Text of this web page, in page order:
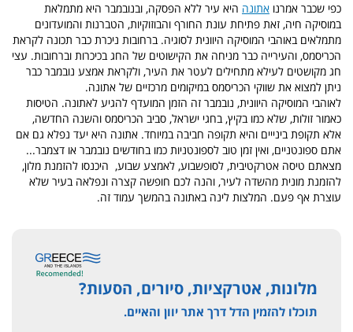
כפי שכבר אמרנו אתונה היא עיר ללא הפסקה, ובנובמבר היא מתמלאת
במוסיקה חיה, זאת פתיחת עונת החורף והבוזוקיות, הטברנות והמועדונים
מתמלאים באוהבי המוסיקה היוונית לסוגיה. ברחובות ניכרת כבר תכונה לקראת
הכריסמס, והעירייה כבר מניחה את הקישוטים של החג בכיכרות וברחובות. עצי
חג מקושטים לעילא מתחילים לעטר את העיר, ולקראת אמצע נובמבר כבר
ניתן למצוא את שווקי הכריסמס במיקומים מרכזיים של אתונה.
לאוהבי המוסיקה היוונית, נובמבר זה הזמן המועדף להגיע לאתונה. הטיסות
כאמור זולות, שלא כמו בקיץ, בחגי ישראל, סביב הכריסמס והשנה החדשה,
אלא תקופת בינייים והיא תקופה חביבה במיוחד. אתונה היא יעד נפלא גם אם
אתם ספונטניים, ואין זמן טוב לספונטניות כמו בחודשים נובמבר או דצמבר...
מצאתם טיסה אטרקטיבית, לסופשבוע, לאמצע שבוע, היכנסו להזמנת מלון,
להזמנת מונית מהשדה לעיר, והנה לכם חופשה קצרה ונפלאה בעיר שלא
עוצרת אף פעם. המלצות לינה באתונה בהמשך עמוד זה.
מלונות, אטרקציות, סיורים, הסעות?
תוכלו להזמין הדל דרך אתר יוון והאיים.